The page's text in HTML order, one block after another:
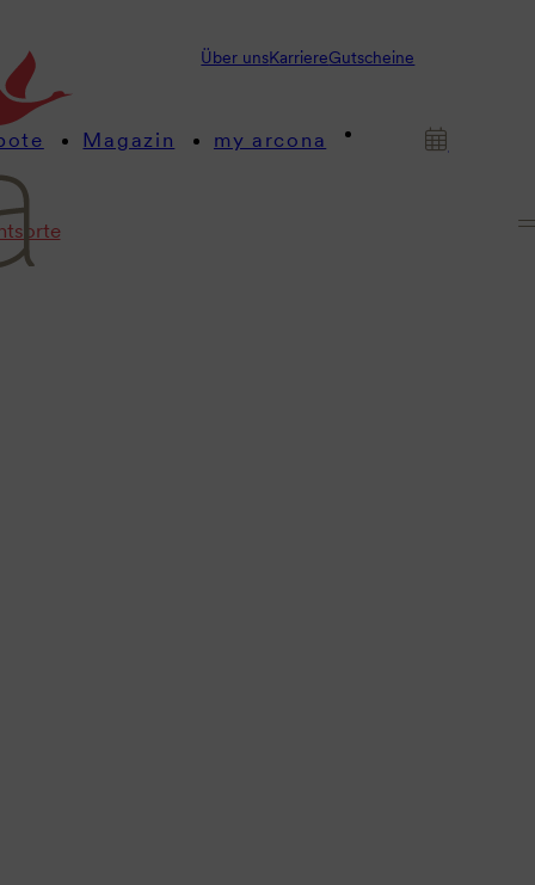
Über unsKarriereGutscheine
Magazin my arcona